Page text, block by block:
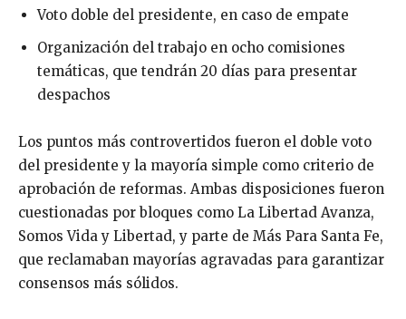
Voto doble del presidente, en caso de empate
Organización del trabajo en ocho comisiones
temáticas, que tendrán 20 días para presentar
despachos
Los puntos más controvertidos fueron el doble voto
del presidente y la mayoría simple como criterio de
aprobación de reformas. Ambas disposiciones fueron
cuestionadas por bloques como La Libertad Avanza,
Somos Vida y Libertad, y parte de Más Para Santa Fe,
que reclamaban mayorías agravadas para garantizar
consensos más sólidos.